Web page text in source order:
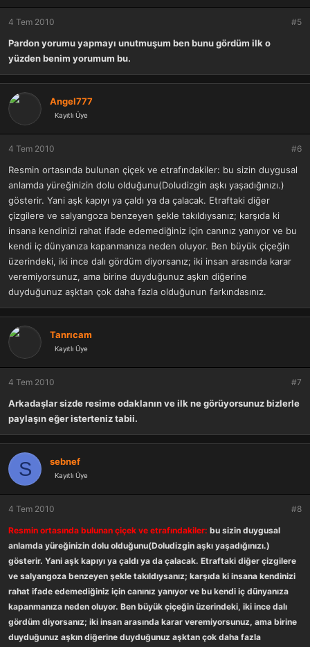
4 Tem 2010 #5
Pardon yorumu yapmayı unutmuşum ben bunu gördüm ilk o
yüzden benim yorumum bu.
Angel777
Kayıtlı Üye
4 Tem 2010 #6
Resmin ortasında bulunan çiçek ve etrafındakiler: bu sizin duygusal
anlamda yüreğinizin dolu olduğunu(Doludizgin aşkı yaşadığınızı.)
gösterir. Yani aşk kapıyı ya çaldı ya da çalacak. Etraftaki diğer
çizgilere ve salyangoza benzeyen şekle takıldıysanız; karşıda ki
insana kendinizi rahat ifade edemediğiniz için canınız yanıyor ve bu
kendi iç dünyanıza kapanmanıza neden oluyor. Ben büyük çiçeğin
üzerindeki, iki ince dalı gördüm diyorsanız; iki insan arasında karar
veremiyorsunuz, ama birine duyduğunuz aşkın diğerine
duyduğunuz aşktan çok daha fazla olduğunun farkındasınız.
Tanrıcam
Kayıtlı Üye
4 Tem 2010 #7
Arkadaşlar sizde resime odaklanın ve ilk ne görüyorsunuz bizlerle
paylaşın eğer isterteniz tabii.
S sebnef
Kayıtlı Üye
4 Tem 2010 #8
Resmin ortasında bulunan çiçek ve etrafındakiler: bu sizin duygusal
anlamda yüreğinizin dolu olduğunu(Doludizgin aşkı yaşadığınızı.)
gösterir. Yani aşk kapıyı ya çaldı ya da çalacak. Etraftaki diğer çizgilere
ve salyangoza benzeyen şekle takıldıysanız; karşıda ki insana kendinizi
rahat ifade edemediğiniz için canınız yanıyor ve bu kendi iç dünyanıza
kapanmanıza neden oluyor. Ben büyük çiçeğin üzerindeki, iki ince dalı
gördüm diyorsanız; iki insan arasında karar veremiyorsunuz, ama birine
duyduğunuz aşkın diğerine duyduğunuz aşktan çok daha fazla